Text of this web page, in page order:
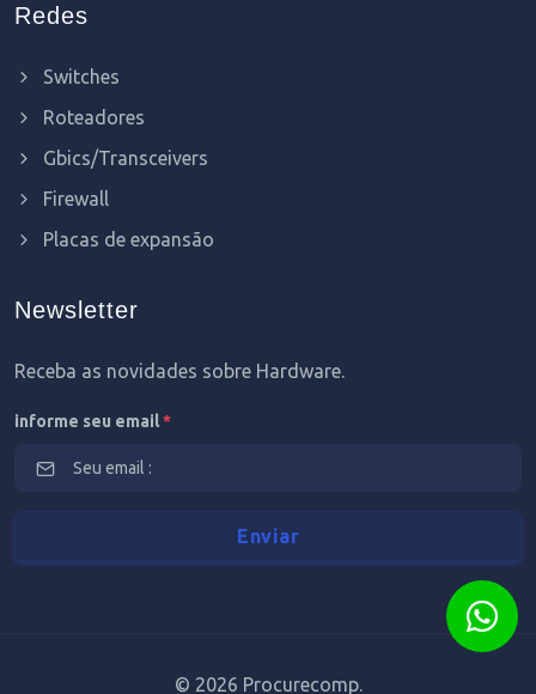
Redes
Switches
Roteadores
Gbics/Transceivers
Firewall
Placas de expansão
Newsletter
Receba as novidades sobre Hardware.
informe seu email*
© 2026 Procurecomp.